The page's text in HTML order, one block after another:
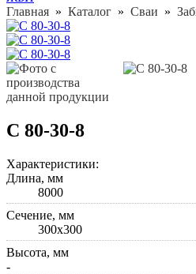
Главная » Каталог » Сваи »
С 80-30-8
Характеристики:
Длина, мм
8000
Cечение, мм
300х300
Высота, мм
-